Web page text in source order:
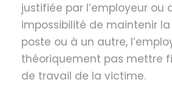
justifiée par l’employeur ou
impossibilité de maintenir
poste ou à un autre,
théoriquement pas mettre
de travail de la victime.